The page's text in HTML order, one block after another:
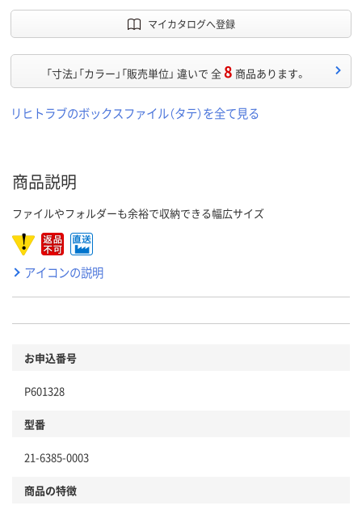
マイカタログへ登録
「寸法」「カラー」「販売単位」 違いで 全8 商品あります。
リヒトラブのボックスファイル（タテ）を全て見る
商品説明
ファイルやフォルダーも余裕で収納できる幅広サイズ
アイコンの説明
お申込番号
P601328
型番
21-6385-0003
商品の特徴